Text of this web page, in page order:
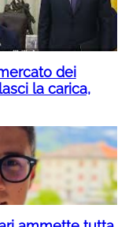
dei
la carica,